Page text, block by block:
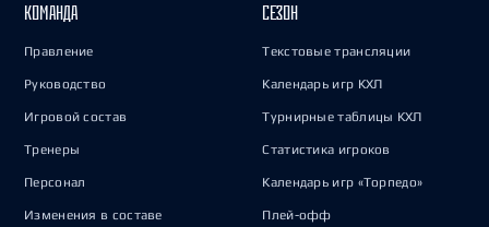
КОМАНДА
Правление
Руководство
Игровой состав
Тренеры
Персонал
Изменения в составе
СЕЗОН
Текстовые трансляции
Календарь игр КХЛ
Турнирные таблицы КХЛ
Статистика игроков
Календарь игр «Торпедо»
Плей-офф